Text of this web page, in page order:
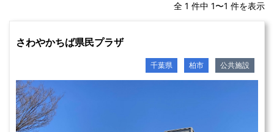
全 1 件中 1〜1 件を表示
さわやかちば県民プラザ
千葉県 柏市 公共施設